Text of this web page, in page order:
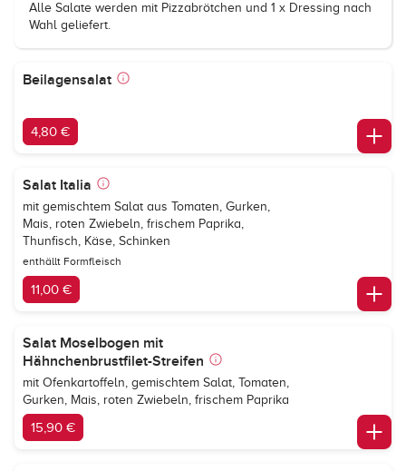
Alle Salate werden mit Pizzabrötchen und 1 x Dressing nach
Wahl geliefert.
Beilagensalat
4,80 €
Salat Italia
mit gemischtem Salat aus Tomaten, Gurken,
Mais, roten Zwiebeln, frischem Paprika,
Thunfisch, Käse, Schinken
enthällt Formfleisch
11,00 €
Salat Moselbogen mit
Hähnchenbrustfilet-Streifen
mit Ofenkartoffeln, gemischtem Salat, Tomaten,
Gurken, Mais, roten Zwiebeln, frischem Paprika
15,90 €